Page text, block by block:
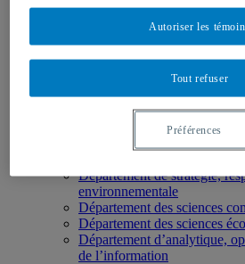
Département de didactique
Département de didactique
Département d'éducation et
Département d'éducation et
Département de finance
Département de management
Département de stratégie,
environnementale
Département des sciences
Département des sciences
Département d’analytique,
de l’information
Tout refuser
Autoriser les
Préférences